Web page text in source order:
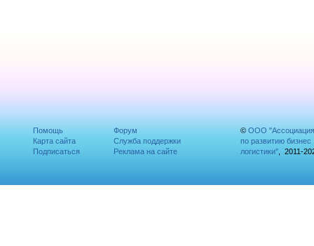
Помощь
Карта сайта
Подписаться
Форум
Служба поддержки
Реклама на сайте
© ООО "Ассоциация
по развитию бизнес
логистики", 2011-